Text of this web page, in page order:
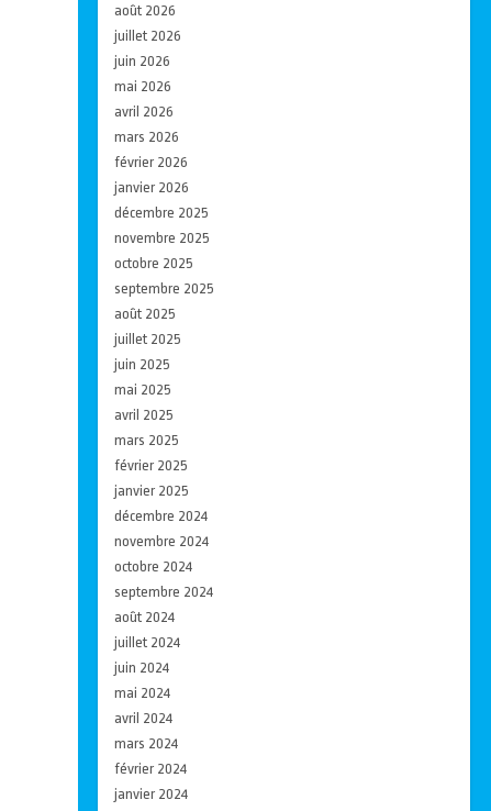
août 2026
juillet 2026
juin 2026
mai 2026
avril 2026
mars 2026
février 2026
janvier 2026
décembre 2025
novembre 2025
octobre 2025
septembre 2025
août 2025
juillet 2025
juin 2025
mai 2025
avril 2025
mars 2025
février 2025
janvier 2025
décembre 2024
novembre 2024
octobre 2024
septembre 2024
août 2024
juillet 2024
juin 2024
mai 2024
avril 2024
mars 2024
février 2024
janvier 2024